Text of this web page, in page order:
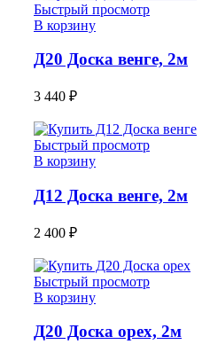
Быстрый просмотр
В корзину
Д20 Доска венге, 2м
3 440 ₽
Быстрый просмотр
В корзину
Д12 Доска венге, 2м
2 400 ₽
Быстрый просмотр
В корзину
Д20 Доска орех, 2м